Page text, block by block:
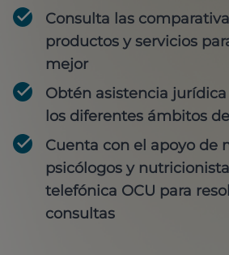
Consulta las
productos y servicios
mejor
Obtén asistencia jurídica
los diferentes ámbitos
Cuenta con el apoyo de
psicólogos y
telefónica OCU para
consultas